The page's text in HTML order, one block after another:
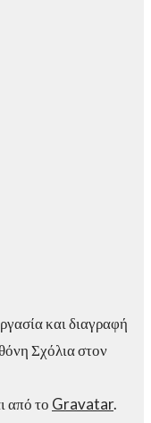
και διαγραφή
Σχόλια στον
από το Gravatar.